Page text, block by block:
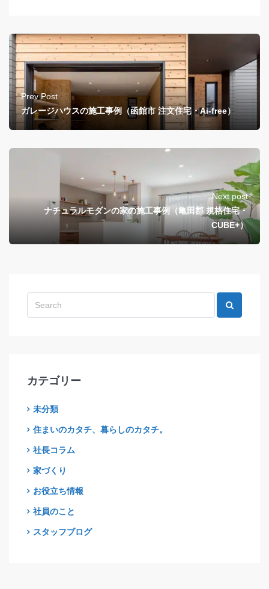
カテゴリー
未分類
住まいのカタチ、暮らしのカタチ。
社長コラム
家づくり
お役立ち情報
社員のこと
スタッフブログ
Prev Post
ガレージハウスの施工事例（函館市 注文住宅・Ai-free）
Next post
ナチュラルモダンの家の施工事例（亀田郡 規格住宅・
CUBE+）